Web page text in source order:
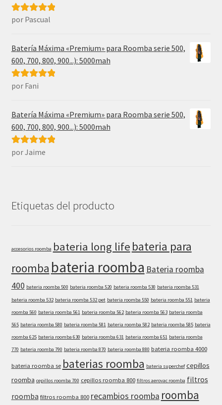
Valorado con
por Pascual
Batería Máxima «Premium» para Roomba serie 500,
600, 700, 800, 900...): 5000mah
Valorado con
por Fani
Batería Máxima «Premium» para Roomba serie 500,
600, 700, 800, 900...): 5000mah
Valorado con
por Jaime
Etiquetas del producto
accesorios roomba bateria long life bateria para
roomba bateria roomba Bateria roomba
400 bateria roomba 500 bateria roomba 520 bateria roomba 530 bateria roomba 531
bateria roomba 532 bateria roomba 532 pet bateria roomba 550 bateria roomba 551 bateria
roomba 560 bateria roomba 561 bateria roomba 562 bateria roomba 563 bateria roomba
565 bateria roomba 580 bateria roomba 581 bateria roomba 582 bateria roomba 585 bateria
roomba 625 bateria roomba 630 bateria roomba 631 bateria roomba 651 bateria roomba
770 bateria roomba 790 bateria roomba 870 bateria roomba 880 bateria roomba 4000
bateria roomba se baterias roomba bateria superchef cepillos
roomba cepillos roomba 700 cepillos roomba 800 filtros aerovac roomba filtros
roomba filtros roomba 800 recambios roomba roomba